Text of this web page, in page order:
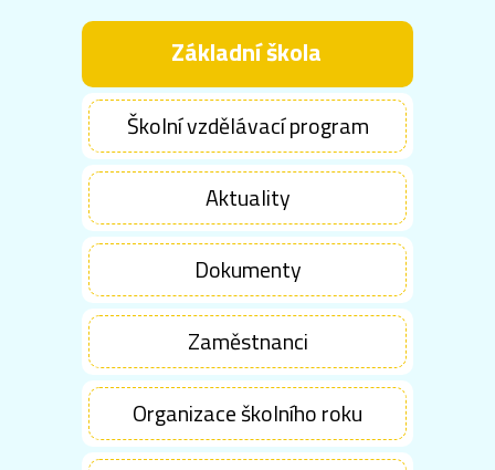
Základní škola
Školní vzdělávací program
Aktuality
Dokumenty
Zaměstnanci
Organizace školního roku